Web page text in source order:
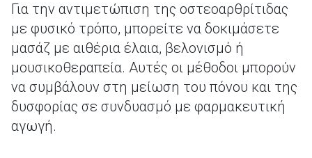
Για την αντιμετώπιση της οστεοαρθρίτιδας
με φυσικό τρόπο, μπορείτε να δοκιμάσετε
μασάζ με αιθέρια έλαια, βελονισμό ή
μουσικοθεραπεία. Αυτές οι μέθοδοι μπορούν
να συμβάλουν στη μείωση του πόνου και της
δυσφορίας σε συνδυασμό με φαρμακευτική
αγωγή.